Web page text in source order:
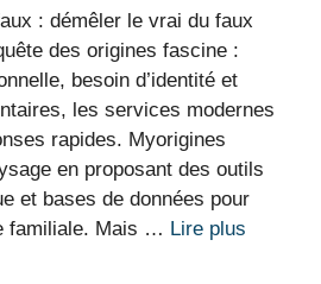
: démêler le vrai du faux
des origines fascine :
besoin d’identité et
les services modernes
rapides. Myorigines
en proposant des outils
et bases de données pour
familiale. Mais … Lire plus